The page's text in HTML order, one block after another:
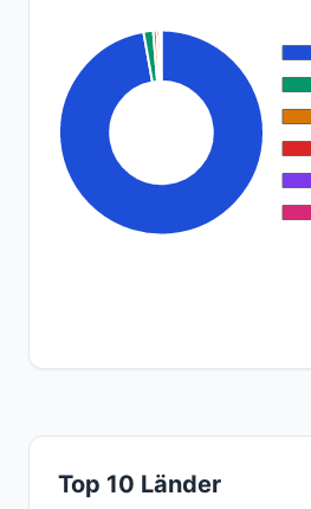
Top 10 Länder